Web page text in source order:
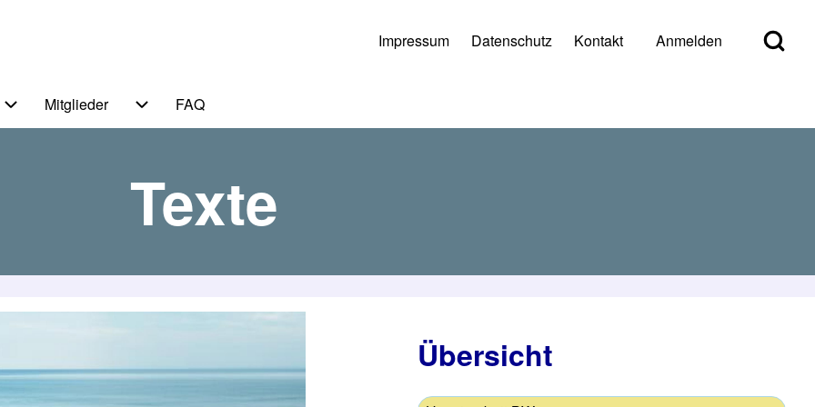
Open Search
User account menu
Impressum Datenschutz Kontakt Anmelden
Themen
Unternavigation von Service
Mitglieder FAQ
Texte
Übersicht